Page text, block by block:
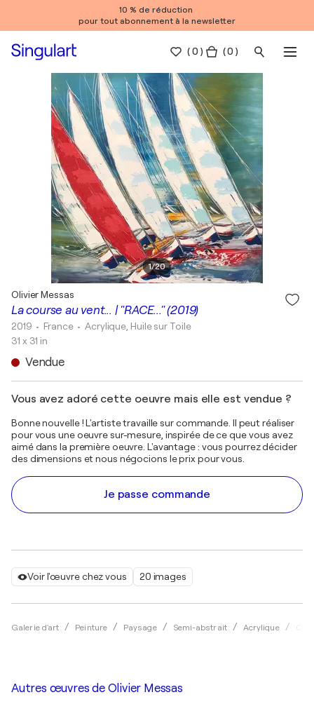
10 % de réduction
pour tout abonnement à la newsletter
(0 ) ( 0 )
1/20
Voir l'œuvre chez vous 20 images
Galerie d'art Peinture Paysage Semi-abstrait Acrylique
La course au vent... | "RACE..." (2019)
Olivier Messas
2019 • France •Acrylique, Huile sur Toile
31 x 31 in
Vendue
Vous avez adoré cette oeuvre mais elle est vendue ?
Bonne nouvelle ! L'artiste travaille sur commande. Il peut réaliser
pour vous une oeuvre sur-mesure, inspirée de ce que vous avez
aimé dans la première oeuvre. L'avantage : vous pourrez décider
des dimensions et nous négocions le prix pour vous.
Je passe commande
Autres œuvres de Olivier Messas